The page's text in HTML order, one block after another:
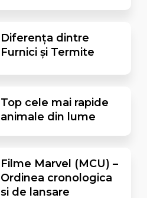
Diferența dintre
Furnici și Termite
Top cele mai rapide
animale din lume
Filme Marvel (MCU) –
Ordinea cronologica
si de lansare